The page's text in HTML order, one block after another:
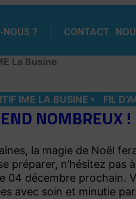
NOUS ? CONTACT
La Busine
IME LA BUSINE FIL
NOMBREUX !
la magie de Noël
préparer, n’hésitez
04 décembre
avec soin et minutie